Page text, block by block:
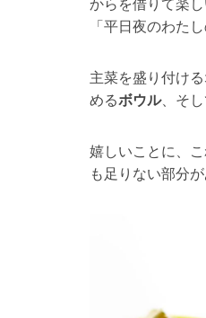
からを借りて楽
「平日夜のわた
主菜を盛り付ける
めるボウル、そし
嬉しいことに、
も足りない部分